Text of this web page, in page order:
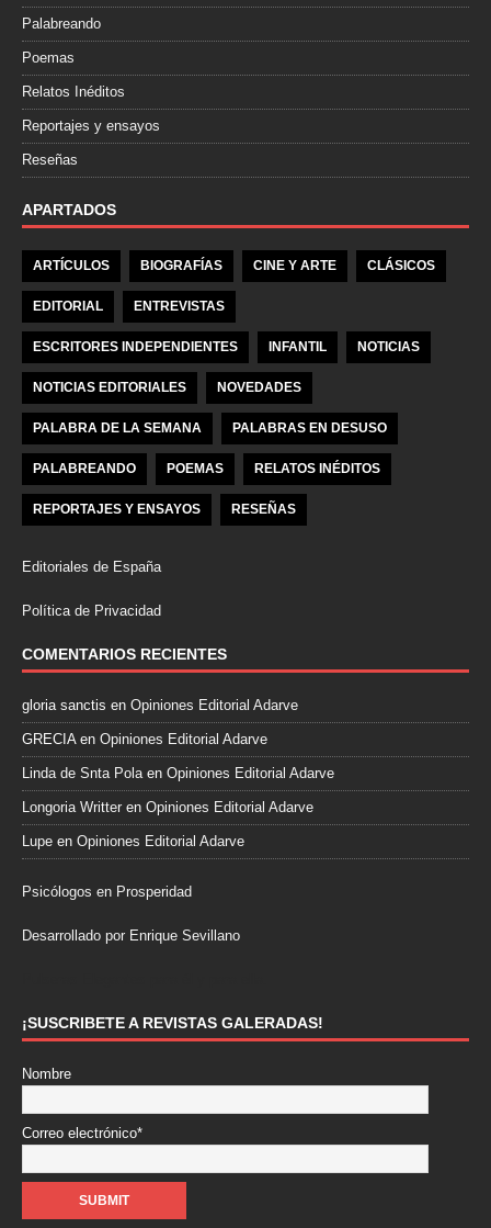
Palabreando
Poemas
Relatos Inéditos
Reportajes y ensayos
Reseñas
APARTADOS
ARTÍCULOS BIOGRAFÍAS CINE Y ARTE CLÁSICOS
EDITORIAL ENTREVISTAS
ESCRITORES INDEPENDIENTES INFANTIL NOTICIAS
NOTICIAS EDITORIALES NOVEDADES
PALABRA DE LA SEMANA PALABRAS EN DESUSO
PALABREANDO POEMAS RELATOS INÉDITOS
REPORTAJES Y ENSAYOS RESEÑAS
Editoriales de España
Política de Privacidad
COMENTARIOS RECIENTES
gloria sanctis en Opiniones Editorial Adarve
GRECIAen Opiniones Editorial Adarve
Linda de Snta Polaen Opiniones Editorial Adarve
Longoria Writter en Opiniones Editorial Adarve
Lupe en Opiniones Editorial Adarve
Psicólogos en Prosperidad
Desarrollado por Enrique Sevillano
¡SUSCRIBETE A REVISTAS GALERADAS!
Nombre
Correo electrónico*